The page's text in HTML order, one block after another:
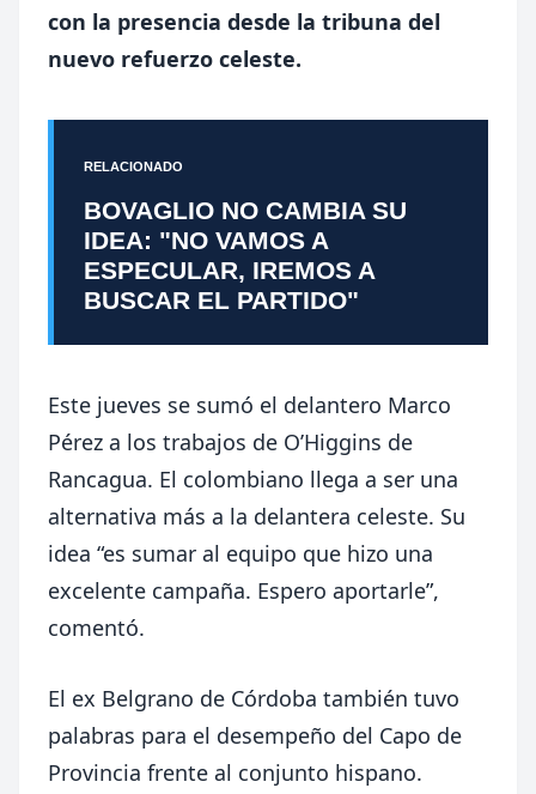
con la presencia desde la tribuna del
nuevo refuerzo celeste.
RELACIONADO
BOVAGLIO NO CAMBIA SU
IDEA: "NO VAMOS A
ESPECULAR, IREMOS A
BUSCAR EL PARTIDO"
Este jueves se sumó el delantero Marco
Pérez a los trabajos de O’Higgins de
Rancagua. El colombiano llega a ser una
alternativa más a la delantera celeste. Su
idea “es sumar al equipo que hizo una
excelente campaña. Espero aportarle”,
comentó.
El ex Belgrano de Córdoba también tuvo
palabras para el desempeño del Capo de
Provincia frente al conjunto hispano.